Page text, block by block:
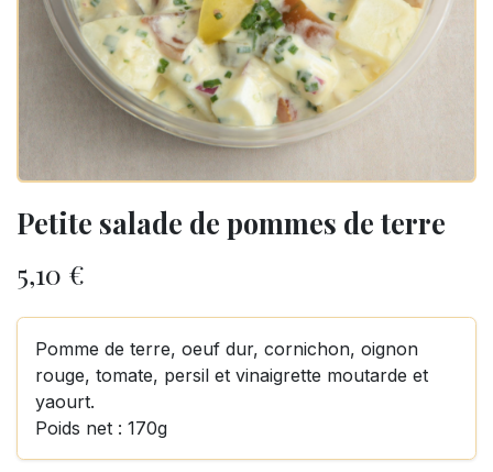
Petite salade de pommes de terre
5,10 €
Pomme de terre, oeuf dur, cornichon, oignon
rouge, tomate, persil et vinaigrette moutarde et
yaourt.
Poids net : 170g